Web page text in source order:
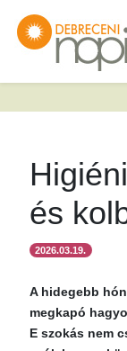
és
2026.03.19.
A hidegebb
megkapó
E szokás nem